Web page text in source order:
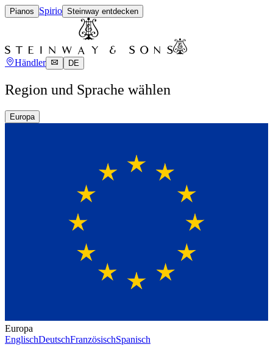
Pianos Spirio Steinway entdecken
Händler DE
Region und Sprache wählen
Europa
Europa
EnglischDeutschFranzösischSpanisch